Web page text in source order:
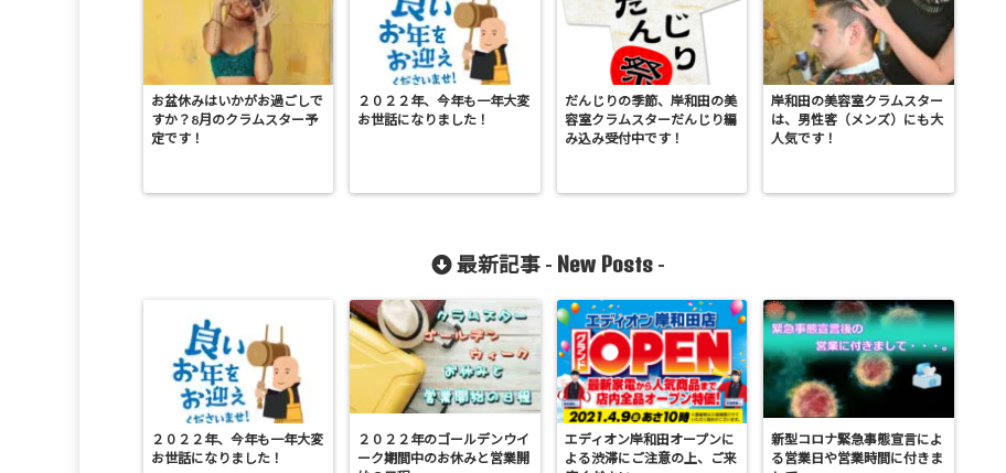
お盆休みはいかがお過ごしで
すか？8月のクラムスター予
定です！
２０２２年、今年も一年大変
お世話になりました！
だんじりの季節、岸和田の美
容室クラムスターだんじり編
み込み受付中です！
岸和田の美容室クラムスター
は、男性客（メンズ）にも大
人気です！
最新記事 - New Posts -
２０２２年、今年も一年大変
お世話になりました！
２０２２年のゴールデンウイ
ーク期間中のお休みと営業開
エディオン岸和田オープンに
よる渋滞にご注意の上、ご来
新型コロナ緊急事態宣言によ
る営業日や営業時間に付きま